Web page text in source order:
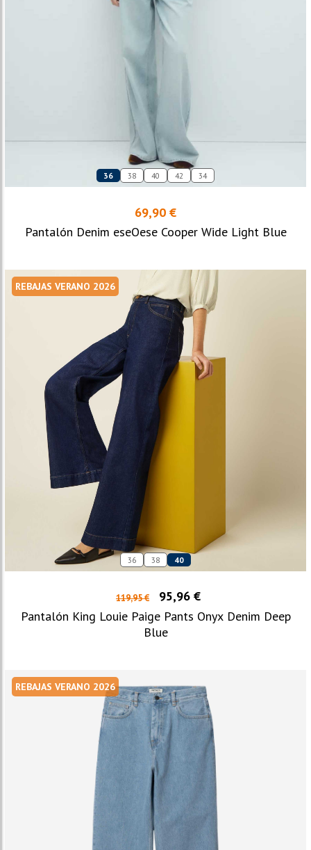
36 38 40 42 34
69,90 €
Pantalón Denim eseOese Cooper Wide Light Blue
REBAJAS VERANO 2026
36 38 40
119,95 €
95,96 €
Pantalón King Louie Paige Pants Onyx Denim Deep
Blue
REBAJAS VERANO 2026